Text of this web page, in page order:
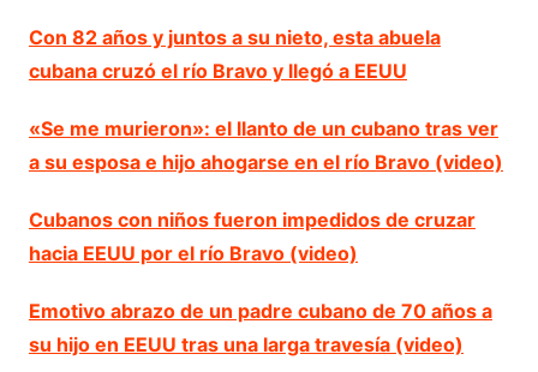
Con 82 años y juntos a su nieto, esta abuela
cubana cruzó el río Bravo y llegó a EEUU
«Se me murieron»: el llanto de un cubano tras ver
a su esposa e hijo ahogarse en el río Bravo (video)
Cubanos con niños fueron impedidos de cruzar
hacia EEUU por el río Bravo (video)
Emotivo abrazo de un padre cubano de 70 años a
su hijo en EEUU tras una larga travesía (video)